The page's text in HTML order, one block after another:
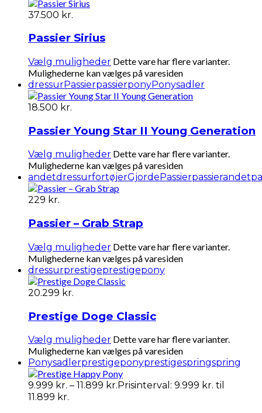
37.500 kr.
Passier Sirius
Vælg muligheder Dette vare har flere varianter.
Mulighederne kan vælges på varesiden
dressurPassierpassierponyPonysadler
18.500 kr.
Passier Young Star II Young Generation
Vælg muligheder Dette vare har flere varianter.
Mulighederne kan vælges på varesiden
andetdressurfortøjerGjorde Passierpassierandet
229 kr.
Passier – Grab Strap
Vælg muligheder Dette vare har flere varianter.
Mulighederne kan vælges på varesiden
dressurprestigeprestigepony
20.299 kr.
Prestige Doge Classic
Vælg muligheder Dette vare har flere varianter.
Mulighederne kan vælges på varesiden
Ponysadlerprestigeponyprestigespringspring
9.999 kr. – 11.899 kr. Prisinterval: 9.999 kr. til
11.899 kr.